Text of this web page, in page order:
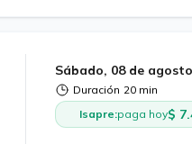
Sábado, 08 de agosto
Duración 20 min
Isapre:paga hoy$